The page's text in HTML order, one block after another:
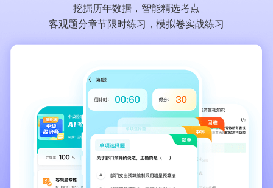
挖掘历年数据，智能精选考点
客观题分章节限时练习，模拟卷实战练习